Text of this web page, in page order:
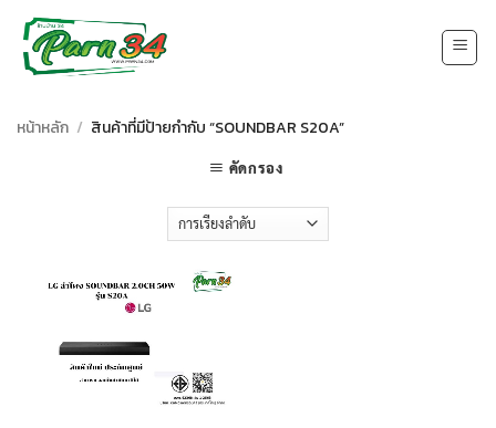
content
หน้าหลัก / สินค้าที่มีป้ายกำกับ “SOUNDBAR S20A”
คัดกรอง